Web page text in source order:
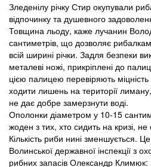
Зледенілу річку Стир окупували
відпочинку та душевного
Товщина льоду, каже лучанин
сантиметрів, що дозволяє
всій ширині річки. Задля безпеки
металеві ножі, прикріплені до
цією палицею перевіряють
ходити лишень на території
не дає добре замерзнути воді.
Ополонки діаметром у 10-15
жоден з тих, хто сидить на кризі, не
Кількість риби нині зменшується.
Волинської державної інспекції з
рибних запасів Олександр Климюк: